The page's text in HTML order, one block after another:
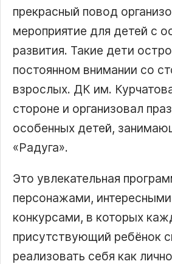
прекрасный повод
мероприятие для детей с
развития. Такие дети
постоянном внимании со
взрослых. ДК им.
стороне и организовал
особенных детей,
Радуга .
Это увлекательная
персонажами,
конкурсами, в которых
присутствующий ребёнок
реализовать себя как